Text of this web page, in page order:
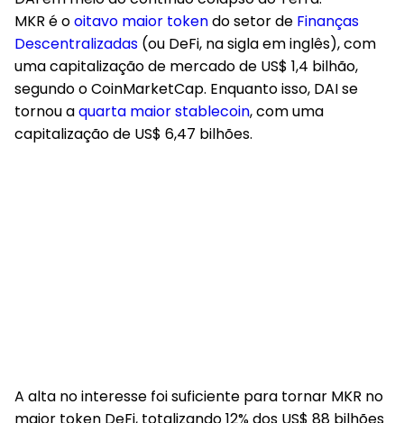
MKR é ooitavo maior tokendo setor de Finanças
Descentralizadas (ou DeFi, na sigla em inglês), com
uma capitalização de mercado de US$ 1,4 bilhão,
segundo o CoinMarketCap. Enquanto isso, DAI se
tornou aquarta maior stablecoin, com uma
capitalização de US$ 6,47 bilhões.
A alta no interesse foi suficiente para tornar MKR no